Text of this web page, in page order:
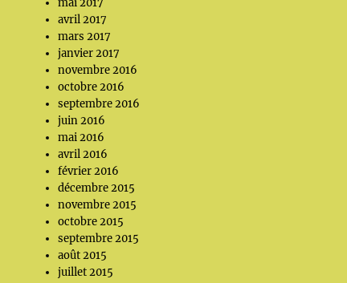
mai 2017
avril 2017
mars 2017
janvier 2017
novembre 2016
octobre 2016
septembre 2016
juin 2016
mai 2016
avril 2016
février 2016
décembre 2015
novembre 2015
octobre 2015
septembre 2015
août 2015
juillet 2015